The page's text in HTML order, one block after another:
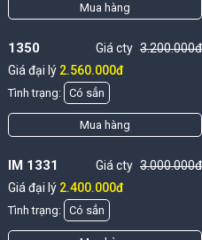
Mua hàng
1350 Giá cty 3.200.000đ
Giá đại lý 2.560.000đ
Tình trạng: Có sẳn
Mua hàng
IM 1331 Giá cty 3.000.000đ
Giá đại lý 2.400.000đ
Tình trạng: Có sẳn